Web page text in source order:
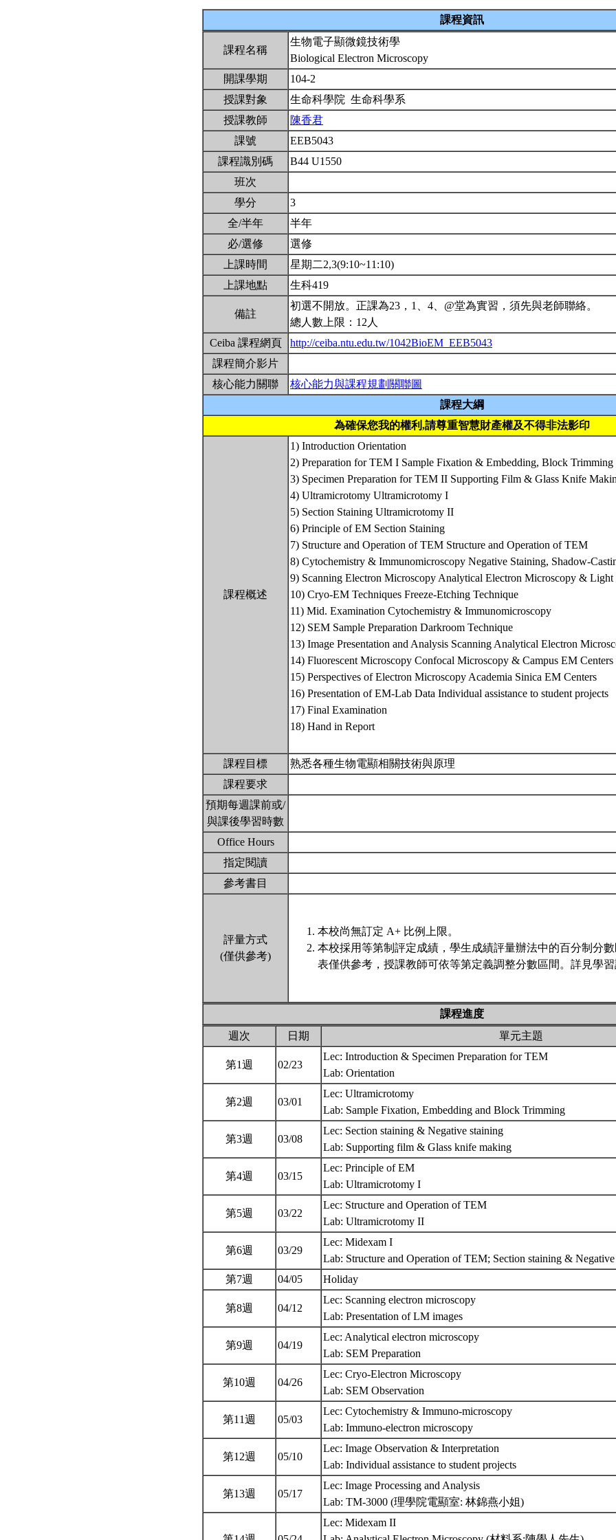
課程資訊
課程名稱
生物電子顯微鏡技術學
Biological Electron Microscopy
開課學期
104-2
授課對象
生命科學院 生命科學系
授課教師
陳香君
課號
EEB5043
課程識別碼
B44 U1550
班次
學分
3
全/半年
半年
必/選修
選修
上課時間
星期二2,3(9:10~11:10)
上課地點
生科419
備註
初選不開放。正課為23，1、4、@堂為實習，須先與老師聯絡。
總人數上限：12人
Ceiba 課程網頁
http://ceiba.ntu.edu.tw/1042BioEM_EEB5043
課程簡介影片
核心能力關聯
核心能力與課程規劃關聯圖
課程大綱
為確保您我的權利,請尊重智慧財產權及不得非法影印
課程概述
1) Introduction Orientation
2) Preparation for TEM I Sample Fixation & Embedding, Block Trimming
3) Specimen Preparation for TEM II Supporting Film & Glass Knife
4) Ultramicrotomy Ultramicrotomy I
5) Section Staining Ultramicrotomy II
6) Principle of EM Section Staining
7) Structure and Operation of TEM Structure and Operation of TEM
8) Cytochemistry & Immunomicroscopy Negative Staining, Shadow-
9) Scanning Electron Microscopy Analytical Electron Microscopy &
10) Cryo-EM Techniques Freeze-Etching Technique
11) Mid. Examination Cytochemistry & Immunomicroscopy
12) SEM Sample Preparation Darkroom Technique
13) Image Presentation and Analysis Scanning Analytical Electron
14) Fluorescent Microscopy Confocal Microscopy & Campus EM Centers
15) Perspectives of Electron Microscopy Academia Sinica EM Centers
16) Presentation of EM-Lab Data Individual assistance to student projects
17) Final Examination
18) Hand in Report
課程目標
熟悉各種生物電顯相關技術與原理
課程要求
預期每週課前或/
與課後學習時數
Office Hours
指定閱讀
參考書目
評量方式
(僅供參考)
本校尚無訂定 A+ 比例上限。
本校採用等第制評定成績，學生成績評量辦法中的百分制分
表僅供參考，授課教師可依等第定義調整分數區間。詳見學
課程進度
週次
日期 單元主題
第1週 02/23
Lec: Introduction & Specimen Preparation for TEM
Lab: Orientation
第2週 03/01
Lec: Ultramicrotomy
Lab: Sample Fixation, Embedding and Block Trimming
第3週 03/08
Lec: Section staining & Negative staining
Lab: Supporting film & Glass knife making
第4週 03/15
Lec: Principle of EM
Lab: Ultramicrotomy I
第5週 03/22
Lec: Structure and Operation of TEM
Lab: Ultramicrotomy II
第6週 03/29
Lec: Midexam I
Lab: Structure and Operation of TEM; Section staining &
第7週
04/05 Holiday
第8週 04/12
Lec: Scanning electron microscopy
Lab: Presentation of LM images
第9週 04/19
Lec: Analytical electron microscopy
Lab: SEM Preparation
第10週 04/26
Lec: Cryo-Electron Microscopy
Lab: SEM Observation
第11週 05/03
Lec: Cytochemistry & Immuno-microscopy
Lab: Immuno-electron microscopy
第12週 05/10
Lec: Image Observation & Interpretation
Lab: Individual assistance to student projects
第13週 05/17
Lec: Image Processing and Analysis
Lab: TM-3000 (理學院電顯室: 林錦燕小姐)
Lec: Midexam II